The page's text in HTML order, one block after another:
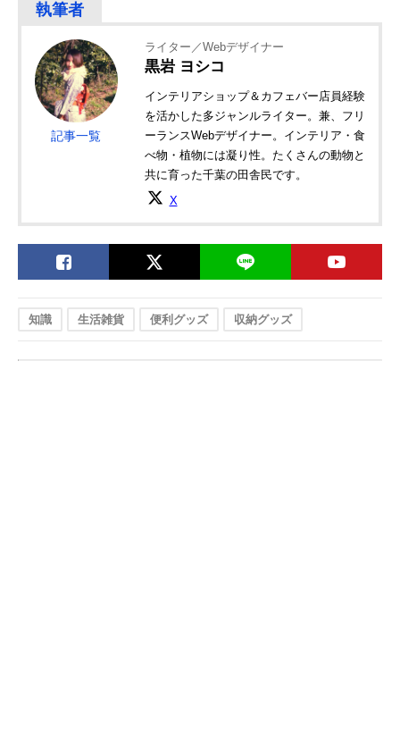
記事一覧
ライター／Webデザイナー
黒岩 ヨシコ
インテリアショップ＆カフェバー店員経験
を活かした多ジャンルライター。兼、フリ
ーランスWebデザイナー。インテリア・食
べ物・植物には凝り性。たくさんの動物と
共に育った千葉の田舎民です。
X
知識 生活雑貨 便利グッズ 収納グッズ